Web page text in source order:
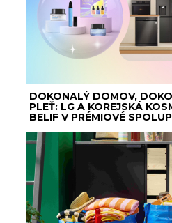
DOKONALÝ DOMOV,
PLEŤ: LG A KOREJSKÁ
BELIF V PRÉMIOVÉ